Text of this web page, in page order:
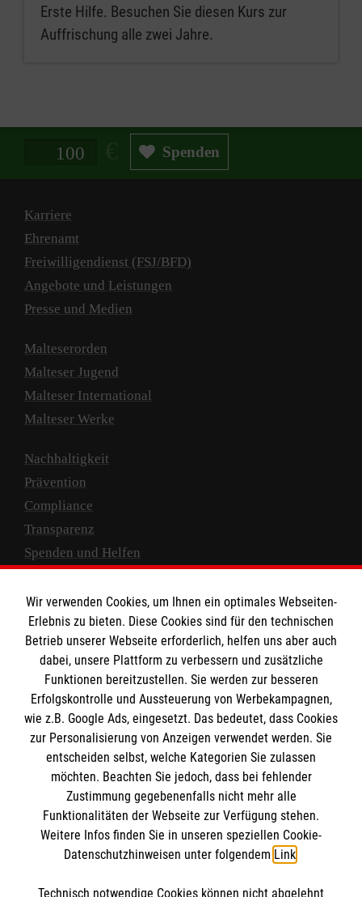
Erste Hilfe. Besuchen Sie diesen Kurs zur
Auffrischung alle zwei Jahre.
Spendenbetrag in Euro Spenden
Karriere
Ehrenamt
Freiwilligendienst (FSJ/BFD)
Angebote und Leistungen
Presse und Medien
Malteserorden
Malteser Jugend
Malteser International
Malteser Werke
Nachhaltigkeit
Prävention
Compliance
Transparenz
Spenden und Helfen
Empfänger: Malteser Hilfsdienst e.V.
IBAN: DE10 3706 0120 1201 2000 12
BIC: GENODED 1PA7
Newsletter abonnieren
Wir verwenden Cookies, um Ihnen ein optimales Webseiten-
Erlebnis zu bieten. Diese Cookies sind für den technischen
Betrieb unserer Webseite erforderlich, helfen uns aber auch
dabei, unsere Plattform zu verbessern und zusätzliche
Funktionen bereitzustellen. Sie werden zur besseren
Erfolgskontrolle und Aussteuerung von Werbekampagnen,
wie z.B. Google Ads, eingesetzt. Das bedeutet, dass Cookies
zur Personalisierung von Anzeigen verwendet werden. Sie
entscheiden selbst, welche Kategorien Sie zulassen
möchten. Beachten Sie jedoch, dass bei fehlender
Zustimmung gegebenenfalls nicht mehr alle
Funktionalitäten der Webseite zur Verfügung stehen.
Weitere Infos finden Sie in unseren speziellen Cookie-
Datenschutzhinweisen unter folgendem Link.
Technisch notwendige Cookies können nicht abgelehnt